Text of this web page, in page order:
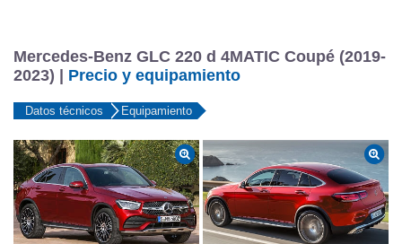
Mercedes-Benz GLC 220 d 4MATIC Coupé (2019-
2023) |
Precio y equipamiento